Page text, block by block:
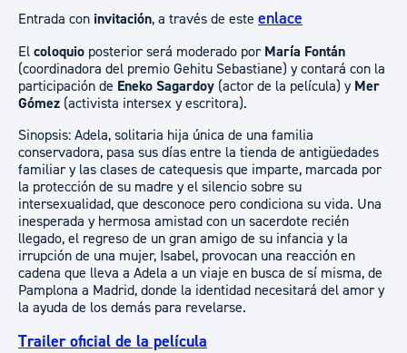
Entrada con invitación, a través de este enlace
El coloquio posterior será moderado por María Fontán
(coordinadora del premio Gehitu Sebastiane) y contará con la
participación de Eneko Sagardoy (actor de la película) yMer
Gómez (activista intersex y escritora).
Sinopsis: Adela, solitaria hija única de una familia
conservadora, pasa sus días entre la tienda de antigüedades
familiar y las clases de catequesis que imparte, marcada por
la protección de su madre y el silencio sobre su
intersexualidad, que desconoce pero condiciona su vida. Una
inesperada y hermosa amistad con un sacerdote recién
llegado, el regreso de un gran amigo de su infancia y la
irrupción de una mujer, Isabel, provocan una reacción en
cadena que lleva a Adela a un viaje en busca de sí misma, de
Pamplona a Madrid, donde la identidad necesitará del amor y
la ayuda de los demás para revelarse.
Trailer oficial de la película